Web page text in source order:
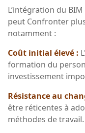
L’intégration du
peut Confronter
notamment :
Coût initial élevé :
formation du
investissement
Résistance au
être réticentes à
méthodes de travail.